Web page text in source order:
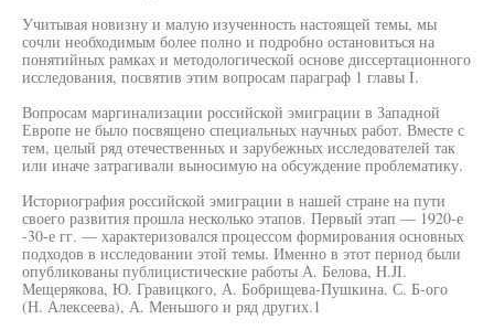
Учитывая новизну и малую изученность настоящей темы, мы
сочли необходимым более полно и подробно остановиться на
понятийных рамках и методологической основе диссертационного
исследования, посвятив этим вопросам параграф 1 главы I.
Вопросам маргинализации российской эмиграции в Западной
Европе не было посвящено специальных научных работ. Вместе с
тем, целый ряд отечественных и зарубежных исследователей так
или иначе затрагивали выносимую на обсуждение проблематику.
Историография российской эмиграции в нашей стране на пути
своего развития прошла несколько этапов. Первый этап — 1920-е
-30-е гг. — характеризовался процессом формирования основных
подходов в исследовании этой темы. Именно в этот период были
опубликованы публицистические работы А. Белова, H.JI.
Мещерякова, Ю. Гравицкого, А. Бобрищева-Пушкина. С. Б-ого
(Н. Алексеева), А. Меньшого и ряд других.1